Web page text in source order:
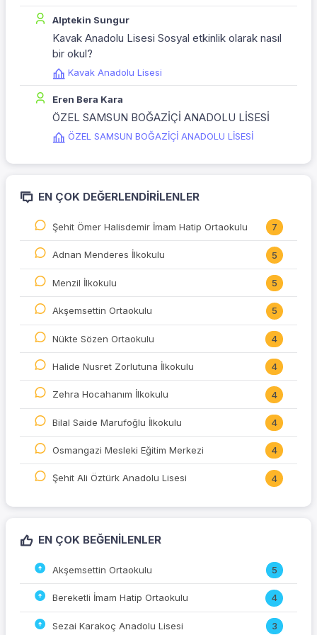
Alptekin Sungur
Kavak Anadolu Lisesi Sosyal etkinlik olarak nasıl
bir okul?
Kavak Anadolu Lisesi
Eren Bera Kara
ÖZEL SAMSUN BOĞAZİÇİ ANADOLU LİSESİ
ÖZEL SAMSUN BOĞAZİÇİ ANADOLU LİSESİ
EN ÇOK DEĞERLENDIRILENLER
Şehit Ömer Halisdemir İmam Hatip Ortaokulu 7
Adnan Menderes İlkokulu 5
Menzil İlkokulu 5
Akşemsettin Ortaokulu 5
Nükte Sözen Ortaokulu 4
Halide Nusret Zorlutuna İlkokulu 4
Zehra Hocahanım İlkokulu 4
Bilal Saide Marufoğlu İlkokulu 4
Osmangazi Mesleki Eğitim Merkezi 4
Şehit Ali Öztürk Anadolu Lisesi 4
EN ÇOK BEĞENILENLER
Akşemsettin Ortaokulu 5
Bereketli İmam Hatip Ortaokulu 4
Sezai Karakoç Anadolu Lisesi 3